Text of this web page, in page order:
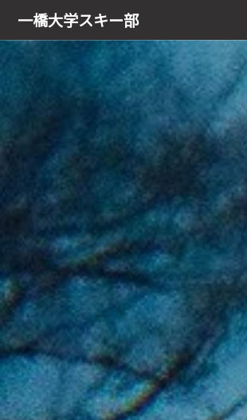
一橋大学スキー部
会員ログイン